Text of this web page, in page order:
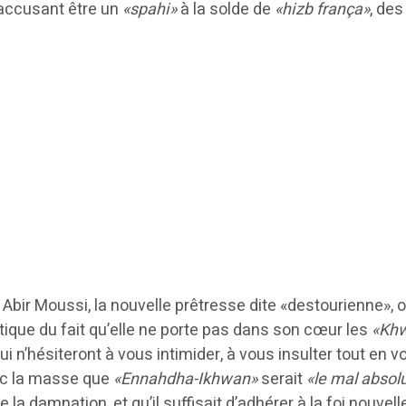
être un «spahi»à la solde de «hizb frança»,
Moussi, la nouvelle prêtresse dite
du fait qu’elle ne porte pas dans son cœur les
n’hésiteront à vous intimider, à vous insulter tout en
la masse que «Ennahdha-Ikhwan»serait «le mal